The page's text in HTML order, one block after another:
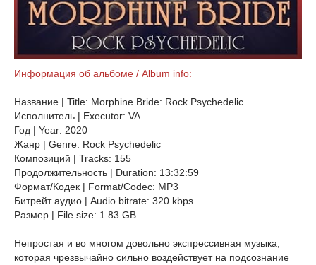
Информация об альбоме / Album info:
Название | Title: Morphine Bride: Rock Psychedelic
Исполнитель | Executor: VA
Год | Year: 2020
Жанр | Genre: Rock Psychedelic
Композиций | Tracks: 155
Продолжительность | Duration: 13:32:59
Формат/Кодек | Format/Codec: MP3
Битрейт аудио | Audio bitrate: 320 kbps
Размер | File size: 1.83 GB
Непростая и во многом довольно экспрессивная музыка,
которая чрезвычайно сильно воздействует на подсознание